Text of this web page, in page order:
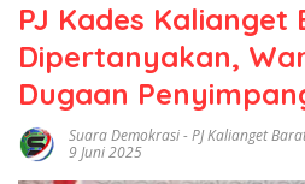
PJ Kades Kalianget
Dipertanyakan,
Dugaan
Suara Demokrasi-PJ Kalianget
9 Juni 2025